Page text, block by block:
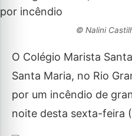
© Nalini
O Colégio Marista
Santa Maria, no Rio
por um incêndio de
noite desta sexta-feira